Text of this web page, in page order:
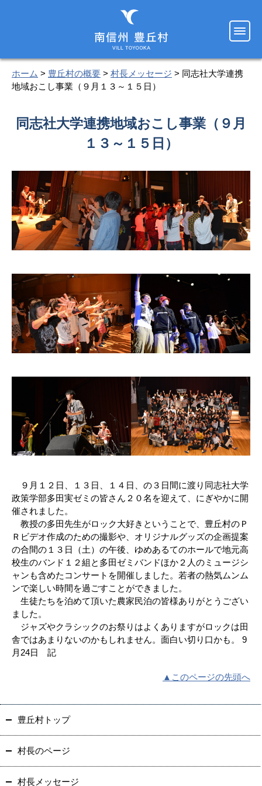
ホーム > 豊丘村の概要 > 村長メッセージ > 同志社大学連携
地域おこし事業（９月１３～１５日）
同志社大学連携地域おこし事業（９月
１３～１５日）
９月１２日、１３日、１４日、の３日間に渡り同志社大学
政策学部多田実ゼミの皆さん２０名を迎えて、にぎやかに開
催されました。
教授の多田先生がロック大好きということで、豊丘村のＰ
Ｒビデオ作成のための撮影や、オリジナルグッズの企画提案
の合間の１３日（土）の午後、ゆめあるてのホールで地元高
校生のバンド１２組と多田ゼミバンドほか２人のミュージシ
ャンも含めたコンサートを開催しました。若者の熱気ムンム
ンで楽しい時間を過ごすことができました。
生徒たちを泊めて頂いた農家民泊の皆様ありがとうござい
ました。
ジャズやクラシックのお祭りはよくありますがロックは田
舎ではあまりないのかもしれません。面白い切り口かも。 9
月24日 記
▲このページの先頭へ
豊丘村トップ
村長のページ
村長メッセージ